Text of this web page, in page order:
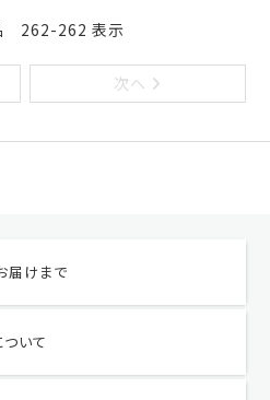
262-262 表示
次へ
届けまで
いて